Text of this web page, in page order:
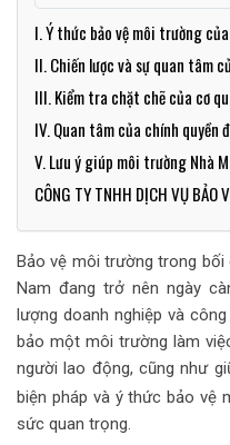
I. Ý thức bảo vệ môi trường
II. Chiến lược và sự quan tâm
III. Kiểm tra chặt chẽ của cơ
IV. Quan tâm của chính quyền
V. Lưu ý giúp môi trường Nhà
CÔNG TY TNHH DỊCH VỤ BẢO
Bảo vệ môi trường trong
Nam đang trở nên ngày
lượng doanh nghiệp và
bảo một môi trường làm
người lao động, cũng như
biện pháp và ý thức bảo vệ
sức quan trọng.